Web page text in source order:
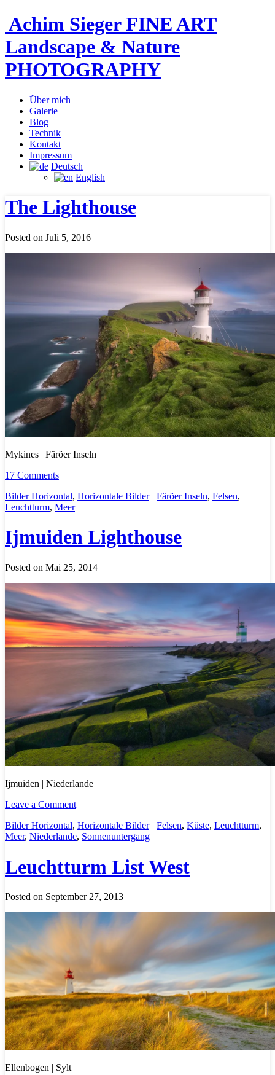
Achim Sieger FINE ART
Landscape & Nature
PHOTOGRAPHY
Über mich
Galerie
Blog
Technik
Kontakt
Impressum
Deutsch
English
The Lighthouse
Posted on Juli 5, 2016
Mykines | Färöer Inseln
17 Comments
Bilder Horizontal, Horizontale Bilder Färöer Inseln, Felsen,
Leuchtturm, Meer
Ijmuiden Lighthouse
Posted on Mai 25, 2014
Ijmuiden | Niederlande
Leave a Comment
Bilder Horizontal, Horizontale Bilder Felsen, Küste, Leuchtturm,
Meer, Niederlande, Sonnenuntergang
Leuchtturm List West
Posted on September 27, 2013
Ellenbogen | Sylt